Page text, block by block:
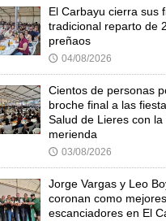
El Carbayu cierra sus
tradicional reparto de
preñaos
🕔 04/08/2026
Cientos de personas
broche final a las
Salud de Lieres con la
merienda
🕔 03/08/2026
Jorge Vargas y Leo
coronan como mejores
escanciadores en El